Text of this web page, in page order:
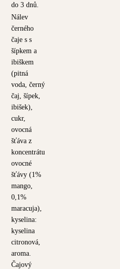
do 3 dnů.
Nálev
černého
čaje s s
šípkem a
ibiškem
(pitná
voda, černý
čaj, šípek,
ibišek),
cukr,
ovocná
šťáva z
koncentrátu
ovocné
šťávy (1%
mango,
0,1%
maracuja),
kyselina:
kyselina
citronová,
aroma.
Čajový